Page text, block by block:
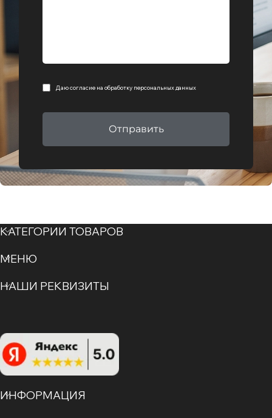
Даю согласие на обработку персональных данных
Отправить
КАТЕГОРИИ ТОВАРОВ
МЕНЮ
НАШИ РЕКВИЗИТЫ
ИНФОРМАЦИЯ